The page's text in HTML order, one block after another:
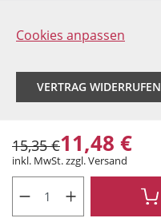
15,35 €11,48 €
inkl. MwSt. zzgl. Versand
Cookies anpassen
VERTRAG WIDERRUFEN